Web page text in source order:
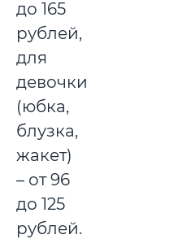
до 165
рублей,
для
девочки
(юбка,
блузка,
жакет)
– от 96
до 125
рублей.